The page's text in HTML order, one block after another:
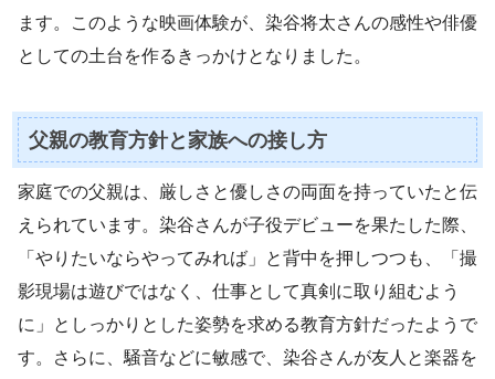
ます。このような映画体験が、染谷将太さんの感性や俳優
としての土台を作るきっかけとなりました。
父親の教育方針と家族への接し方
家庭での父親は、厳しさと優しさの両面を持っていたと伝
えられています。染谷さんが子役デビューを果たした際、
「やりたいならやってみれば」と背中を押しつつも、「撮
影現場は遊びではなく、仕事として真剣に取り組むよう
に」としっかりとした姿勢を求める教育方針だったようで
す。さらに、騒音などに敏感で、染谷さんが友人と楽器を